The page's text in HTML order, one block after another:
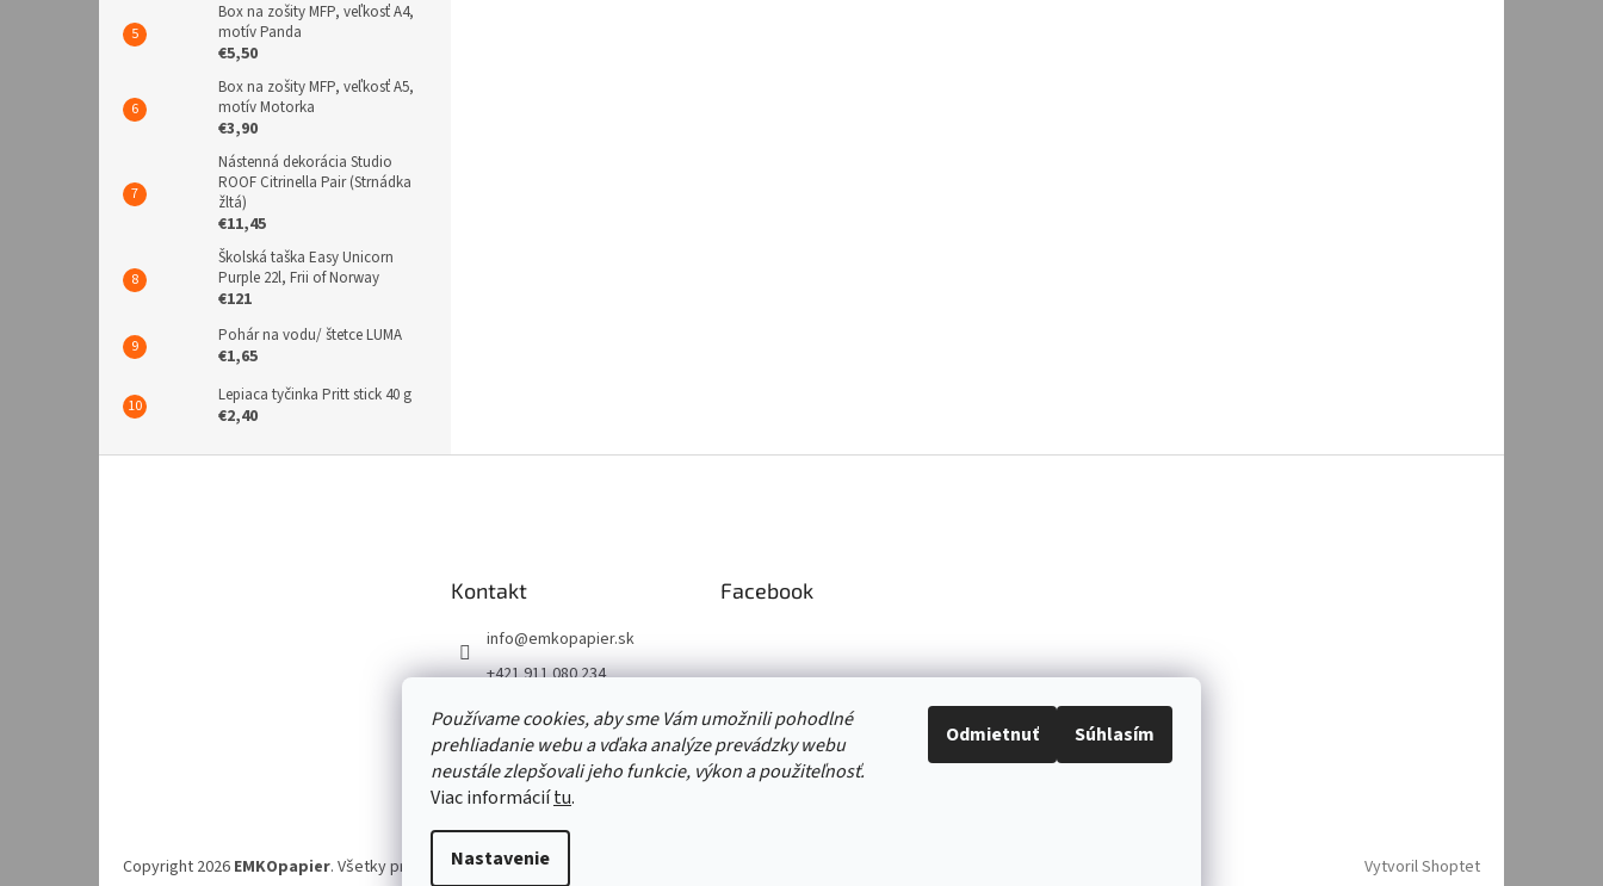
Používame cookies, aby sme Vám umožnili pohodlné
prehliadanie webu a vďaka analýze prevádzky webu
neustále zlepšovali jeho funkcie, výkon a použiteľnosť.
Viac informáciítu.
Nastavenie
Odmietnuť Súhlasím
Box na zošity MFP, veľkosť A4,
motív Panda
€5,50
Box na zošity MFP, veľkosť A5,
motív Motorka
€3,90
Nástenná dekorácia Studio
ROOF Citrinella Pair (Strnádka
žltá)
€11,45
Školská taška Easy Unicorn
Purple 22l, Frii of Norway
€121
Pohár na vodu/ štetce LUMA
€1,65
Lepiaca tyčinka Pritt stick 40 g
€2,40
Kontakt
info@emkopapier.sk
+421 911 080 234
https://www.facebook.co
m/emkopapier/
https://www.instagram.co
m/emko_papiernictvo/
Facebook
Vytvoril Shoptet
Copyright 2026 EMKOpapier. Všetky práva vyhradené.Upraviť nastavenie cookies